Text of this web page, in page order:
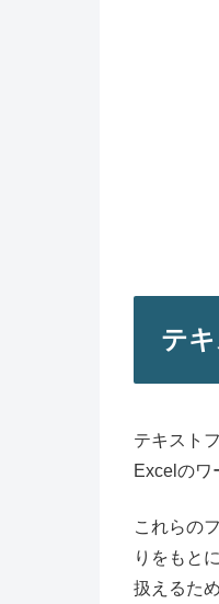
テ
テキスト
Excelのワ
これらの
りをもと
扱えるた